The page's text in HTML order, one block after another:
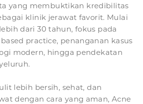
yang membuktikan kredibilitas
klinik jerawat favorit. Mulai
dari 30 tahun, fokus pada
practice, penanganan kasus
modern, hingga pendekatan
lebih bersih, sehat, dan
dengan cara yang aman, Acne